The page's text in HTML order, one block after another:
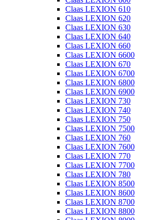
Claas LEXION 610
Claas LEXION 620
Claas LEXION 630
Claas LEXION 640
Claas LEXION 660
Claas LEXION 6600
Claas LEXION 670
Claas LEXION 6700
Claas LEXION 6800
Claas LEXION 6900
Claas LEXION 730
Claas LEXION 740
Claas LEXION 750
Claas LEXION 7500
Claas LEXION 760
Claas LEXION 7600
Claas LEXION 770
Claas LEXION 7700
Claas LEXION 780
Claas LEXION 8500
Claas LEXION 8600
Claas LEXION 8700
Claas LEXION 8800